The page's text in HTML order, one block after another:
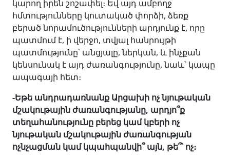
կարող իրեն շոշափել։ Եվ այդ ամբողջ
հմտությունները կուտակած փորձի, ձեռք
բերած նորամուծությունների արդյունք է, որը
պատմում է, ի վերջո, տվյալ հանրույթի
պատմությունը՝ անցյալը, ներկան, և ինչքան
կենսունակ է այդ ժառանգությունը, նաև՝ կապը
ապագայի հետ։
-Եթե անդրադառնանք Արցախի ոչ նյութական
մշակութային ժառանգությանը, արդյո՞ք
տեղահանությունը բերեց կամ կբերի ոչ
նյութական մշակութային ժառանգության
ոչնչացման կամ կպահպանվի՞ այն, թե՞՝ ոչ։